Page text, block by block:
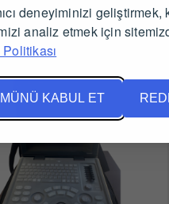
deneyiminizi
analiz etmek için
KABUL ET
İlgili